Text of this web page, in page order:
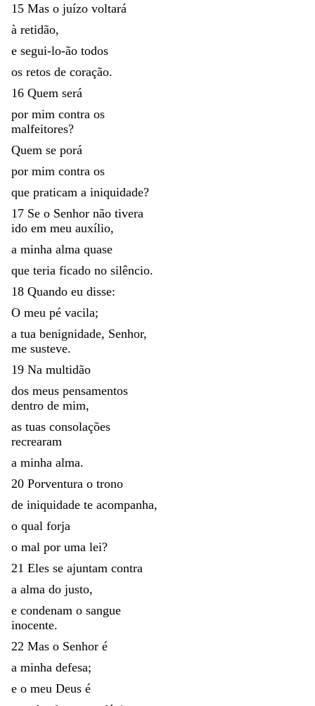
15 Mas o juízo voltará
à retidão,
e segui-lo-ão todos
os retos de coração.
16 Quem será
por mim contra os
malfeitores?
Quem se porá
por mim contra os
que praticam a iniquidade?
17 Se o Senhor não tivera
ido em meu auxílio,
a minha alma quase
que teria ficado no silêncio.
18 Quando eu disse:
O meu pé vacila;
a tua benignidade, Senhor,
me susteve.
19 Na multidão
dos meus pensamentos
dentro de mim,
as tuas consolações
recrearam
a minha alma.
20 Porventura o trono
de iniquidade te acompanha,
o qual forja
o mal por uma lei?
21 Eles se ajuntam contra
a alma do justo,
e condenam o sangue
inocente.
22 Mas o Senhor é
a minha defesa;
e o meu Deus é